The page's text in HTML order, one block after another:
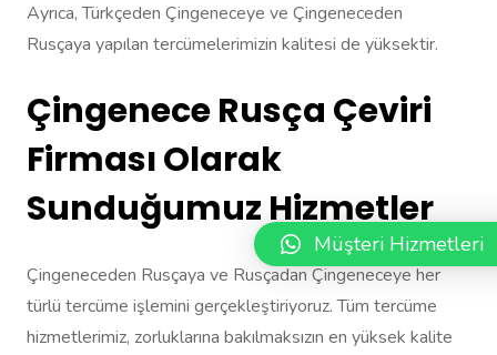
Ayrıca, Türkçeden Çingeneceye ve Çingeneceden
Rusçaya yapılan tercümelerimizin kalitesi de yüksektir.
Çingenece Rusça Çeviri
Firması Olarak
Sunduğumuz Hizmetler
Çingeneceden Rusçaya ve Rusçadan Çingeneceye her
türlü tercüme işlemini gerçekleştiriyoruz. Tüm tercüme
hizmetlerimiz, zorluklarına bakılmaksızın en yüksek kalite
Müşteri Hizmetleri